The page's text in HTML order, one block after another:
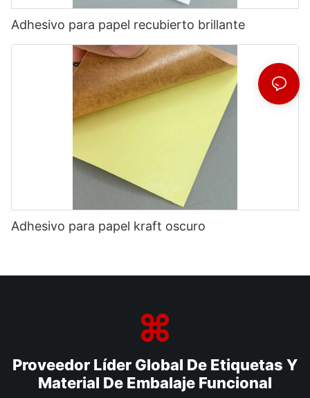
Adhesivo para papel recubierto brillante
Adhesivo para papel kraft oscuro
Proveedor Líder Global De Etiquetas Y
Material De Embalaje Funcional